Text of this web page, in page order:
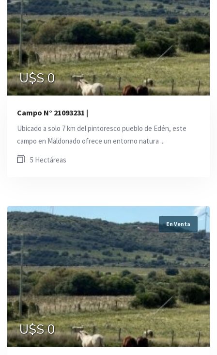
U$S 0
Campo N° 21093231 |
Ubicado a solo 7 km del pintoresco pueblo de Edén, este
campo en Maldonado ofrece un entorno natura ...
5 Hectáreas
En Venta
U$S 0